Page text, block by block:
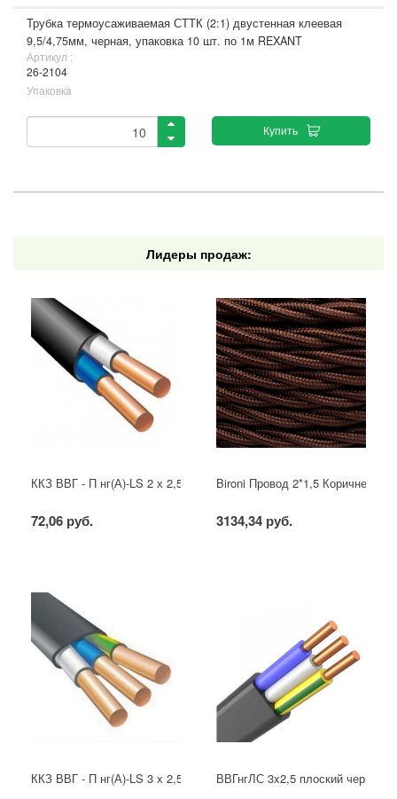
Трубка термоусаживаемая СТТК (2:1) двустенная клеевая
9,5/4,75мм, черная, упаковка 10 шт. по 1м REXANT
Артикул :
26-2104
Упаковка
Купить
Лидеры продаж:
ККЗ ВВГ - П нг(А)-LS 2 х 2,5 ГОСТ
72,06 руб.
Bironi Провод 2*1,5 Коричневый
3134,34 руб.
ККЗ ВВГ - П нг(А)-LS 3 х 2,5 ГОСТ ВВГнгЛС 3x2,5 плоский черный